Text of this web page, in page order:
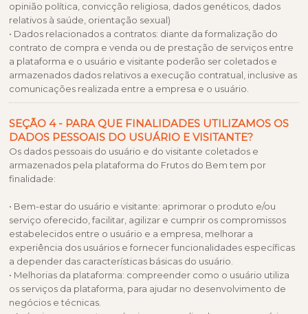
opinião política, convicção religiosa, dados genéticos, dados
relativos à saúde, orientação sexual)
• Dados relacionados a contratos: diante da formalização do
contrato de compra e venda ou de prestação de serviços entre
a plataforma e o usuário e visitante poderão ser coletados e
armazenados dados relativos a execução contratual, inclusive as
comunicações realizada entre a empresa e o usuário.
SEÇÃO 4 - PARA QUE FINALIDADES UTILIZAMOS OS
DADOS PESSOAIS DO USUÁRIO E VISITANTE?
Os dados pessoais do usuário e do visitante coletados e
armazenados pela plataforma do Frutos do Bem tem por
finalidade:
• Bem-estar do usuário e visitante: aprimorar o produto e/ou
serviço oferecido, facilitar, agilizar e cumprir os compromissos
estabelecidos entre o usuário e a empresa, melhorar a
experiência dos usuários e fornecer funcionalidades específicas
a depender das características básicas do usuário.
• Melhorias da plataforma: compreender como o usuário utiliza
os serviços da plataforma, para ajudar no desenvolvimento de
negócios e técnicas.